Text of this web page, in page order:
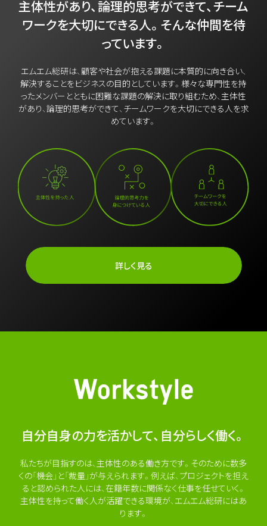
主体性があり、論理的思考ができて、チーム
ワークを大切にできる人。そんな仲間を待
っています。
エムエム総研は、顧客や社会が抱える課題に本質的に向き合い、
解決することをビジネスの目的としています。様々な専門性を持
ったメンバーとともに困難な課題の解決に取り組むため、主体性
があり、論理的思考ができて、チームワークを大切にできる人を求
めています。
詳しく見る
自分自身の力を活かして、自分らしく働く。
私たちが目指すのは、主体性のある働き方です。そのために数多
くの「機会」と「裁量」が与えられます。例えば、プロジェクトを担え
ると認められた人には、在籍年数に関係なく仕事を任せていく。
主体性を持って働く人が活躍できる環境が、エムエム総研にはあ
ります。